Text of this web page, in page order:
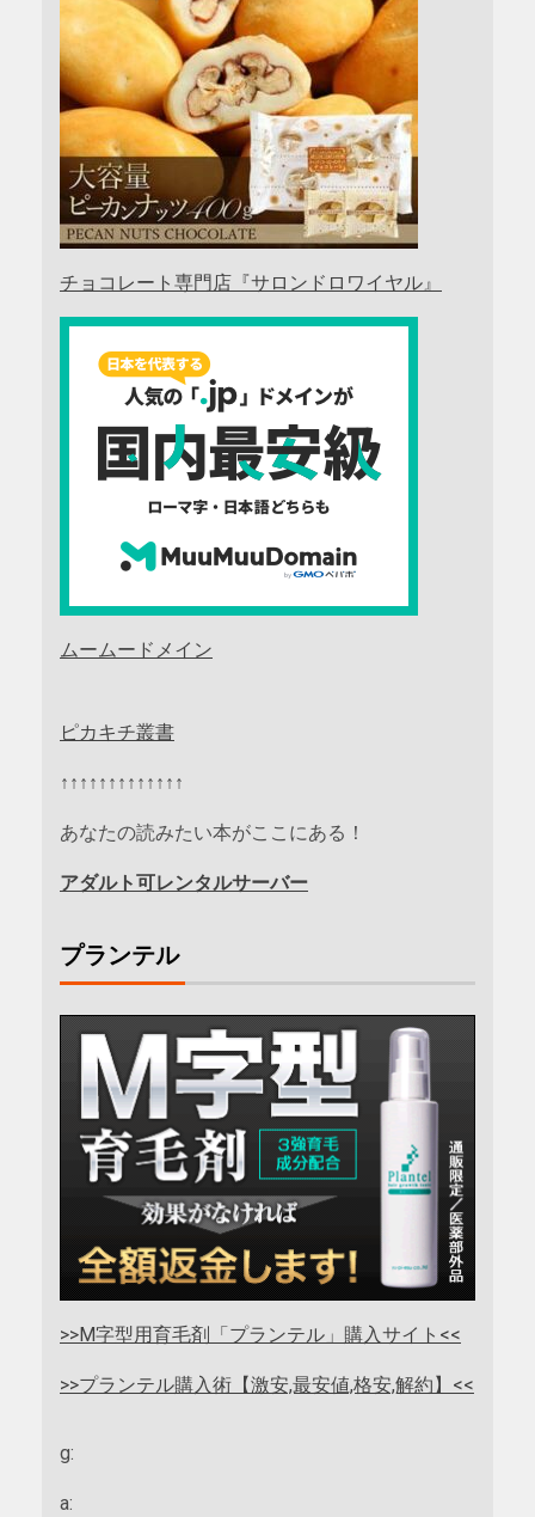
チョコレート専門店『サロンドロワイヤル』
ムームードメイン
ピカキチ叢書
↑↑↑↑↑↑↑↑↑↑↑↑↑
あなたの読みたい本がここにある！
アダルト可レンタルサーバー
プランテル
>>M字型用育毛剤「プランテル」購入サイト<<
>>プランテル購入術【激安,最安値,格安,解約】<<
g:
a: